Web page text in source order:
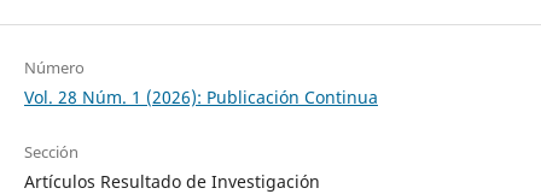
Número
Vol. 28 Núm. 1 (2026): Publicación Continua
Sección
Artículos Resultado de Investigación